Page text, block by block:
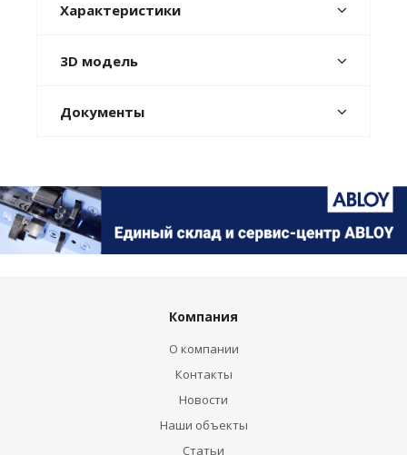
Характеристики
3D модель
Документы
Компания
О компании
Контакты
Новости
Наши объекты
Статьи